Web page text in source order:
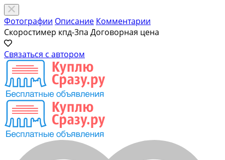
Фотографии Описание Комментарии
Скоростимер кпд-3па Договорная цена
Связаться с автором